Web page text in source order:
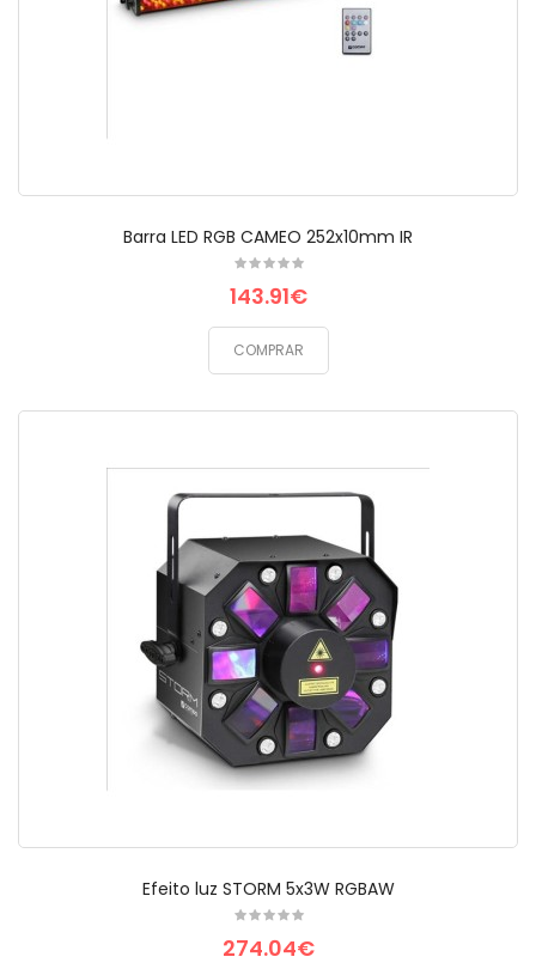
Barra LED RGB CAMEO 252x10mm IR
143.91€
COMPRAR
Efeito luz STORM 5x3W RGBAW
274.04€